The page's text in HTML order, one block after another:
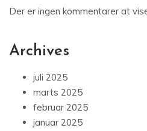
Der er ingen kommentarer at
Archives
juli 2025
marts 2025
februar 2025
januar 2025